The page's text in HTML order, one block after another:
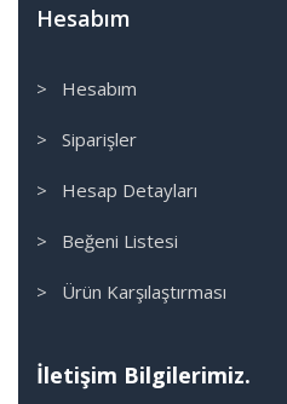
Hesabım
> Hesabım
> Siparişler
> Hesap Detayları
> Beğeni Listesi
> Ürün Karşılaştırması
İletişim Bilgilerimiz.